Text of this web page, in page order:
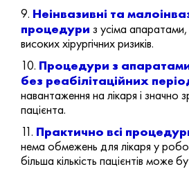
9. Неінвазивні та
процедури з усіма апаратами,
високих хірургічних ризиків.
10. Процедури з
без реабілітаційних
навантаження на лікаря і значно
пацієнта.
11. Практично всі
нема обмежень для лікаря у
більша кількість пацієнтів може